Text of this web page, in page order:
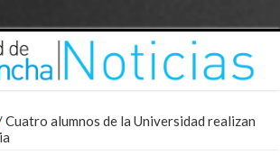
Cuatro alumnos de la Universidad realizan